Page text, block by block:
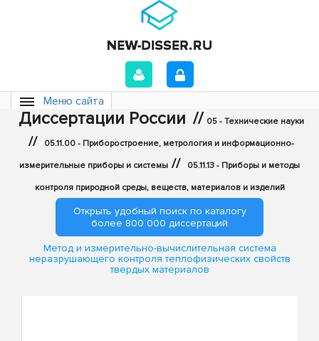
Меню сайта
Диссертации России // 05 - Технические науки
// 05.11.00 - Приборостроение, метрология и информационно-
измерительные приборы и системы // 05.11.13 - Приборы и методы
контроля природной среды, веществ, материалов и изделий
Открыть удобный поиск по каталогу
более 800 000 диссертаций
Метод и измерительно-вычислительная система
неразрушающего контроля теплофизических свойств
твердых материалов